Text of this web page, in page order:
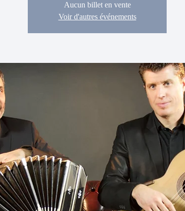
Aucun billet en vente
Voir d'autres événements